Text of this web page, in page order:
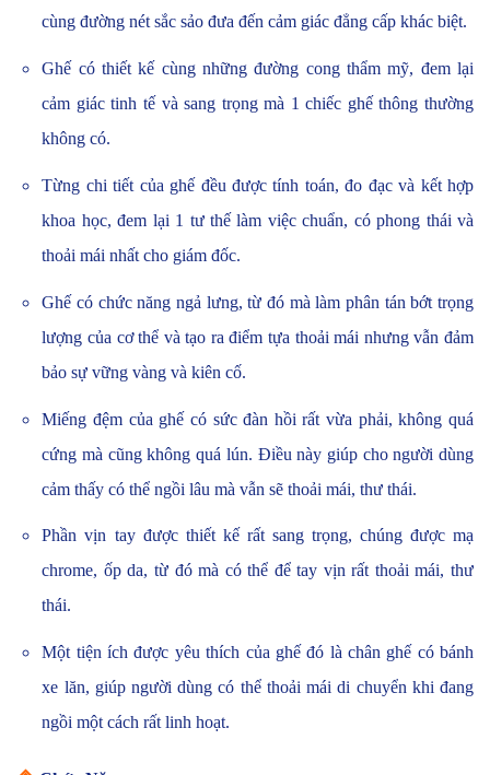
cùng đường nét sắc sảo đưa đến cảm giác đẳng cấp khác biệt.
Ghế có thiết kế cùng những đường cong thẩm mỹ, đem lại
cảm giác tinh tế và sang trọng mà 1 chiếc ghế thông thường
không có.
Từng chi tiết của ghế đều được tính toán, đo đạc và kết hợp
khoa học, đem lại 1 tư thế làm việc chuẩn, có phong thái và
thoải mái nhất cho giám đốc.
Ghế có chức năng ngả lưng, từ đó mà làm phân tán bớt trọng
lượng của cơ thể và tạo ra điểm tựa thoải mái nhưng vẫn đảm
bảo sự vững vàng và kiên cố.
Miếng đệm của ghế có sức đàn hồi rất vừa phải, không quá
cứng mà cũng không quá lún. Điều này giúp cho người dùng
cảm thấy có thể ngồi lâu mà vẫn sẽ thoải mái, thư thái.
Phần vịn tay được thiết kế rất sang trọng, chúng được mạ
chrome, ốp da, từ đó mà có thể để tay vịn rất thoải mái, thư
thái.
Một tiện ích được yêu thích của ghế đó là chân ghế có bánh
xe lăn, giúp người dùng có thể thoải mái di chuyển khi đang
ngồi một cách rất linh hoạt.